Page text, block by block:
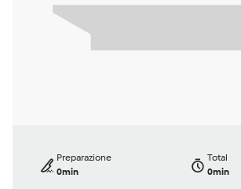
Preparazione
0min
Total
0min